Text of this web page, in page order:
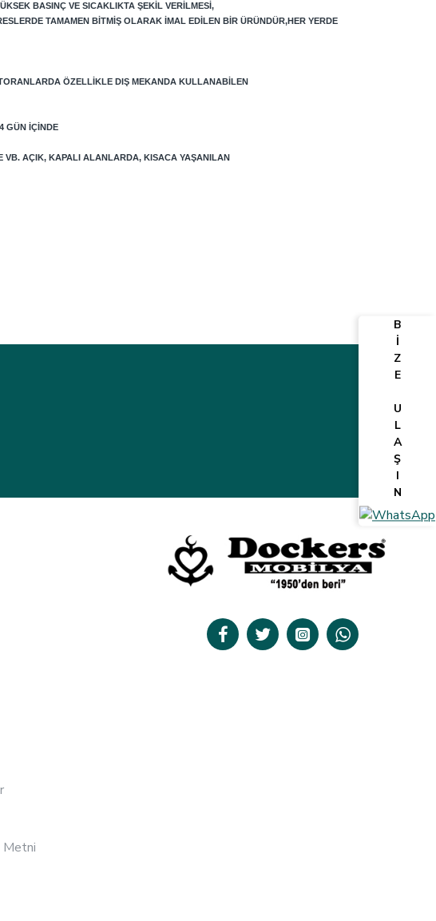
BASINÇ VE SICAKLIKTA ŞEKIL VERILMESI,
TAMAMEN BITMIŞ OLARAK IMAL EDILEN BIR ÜRÜNDÜR,HER YERDE
ÖZELLIKLE DIŞ MEKANDA KULLANABILEN
GÜN IÇINDE
VB. AÇIK, KAPALI ALANLARDA, KISACA YAŞANILAN
Metni
B
İ
Z
E
U
L
A
Ş
I
N